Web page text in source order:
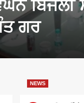
ਗਰ
NEWS